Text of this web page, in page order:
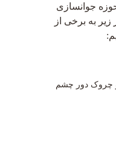
جوانسازی
به برخی از
و چروک دور چشم